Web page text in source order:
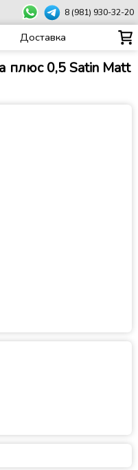
8 (981) 930-32-20
Доставка
плюс 0,5 Satin Matt